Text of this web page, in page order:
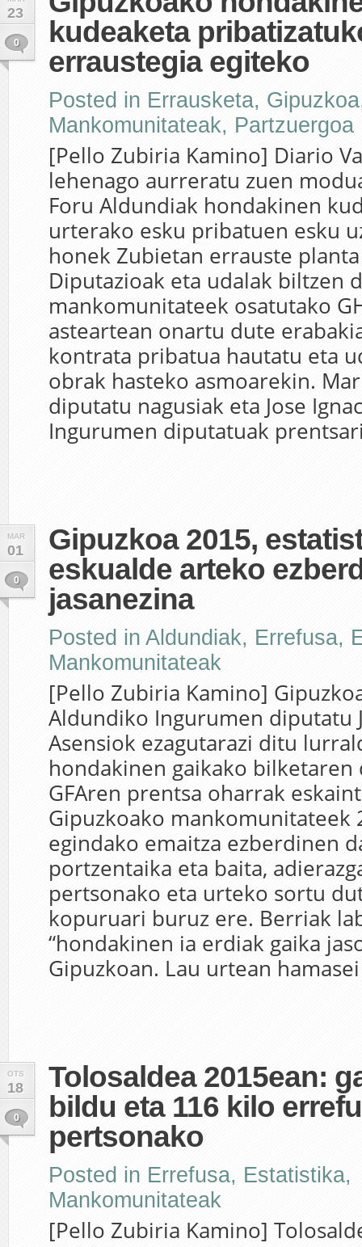
23
0
kudeaketa
erraustegia egiteko
Posted in Errausketa, Gipuzkoa
Mankomunitateak, Partzuergoa
[Pello Zubiria Kamino] Diario
lehenago aurreratu zuen
Foru Aldundiak hondakinen
urterako esku pribatuen esku
honek Zubietan errauste
Diputazioak eta udalak biltzen
mankomunitateek osatutako
asteartean onartu dute
kontrata pribatua hautatu eta
obrak hasteko asmoarekin.
diputatu nagusiak eta Jose
Ingurumen diputatuak
MAR
01
0
Gipuzkoa 2015,
eskualde arteko
jasanezina
Posted in Aldundiak, Errefusa,
Mankomunitateak
[Pello Zubiria Kamino]
Aldundiko Ingurumen diputatu
Asensiok ezagutarazi ditu
hondakinen gaikako bilketaren
GFAren prentsa oharrak
Gipuzkoako mankomunitateek
egindako emaitza ezberdinen
portzentaika eta baita,
pertsonako eta urteko sortu
kopuruari buruz ere. Berriak
“hondakinen ia erdiak gaika
Gipuzkoan. Lau urtean
OTS
18
0
Tolosaldea 2015ean:
bildu eta 116 kilo
pertsonako
Posted in Errefusa, Estatistika,
Mankomunitateak
[Pello Zubiria Kamino]